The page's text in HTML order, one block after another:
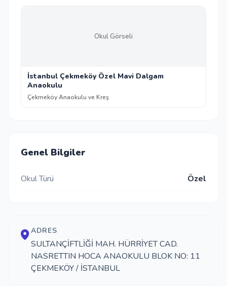
Okul Görseli
İstanbul Çekmeköy Özel Mavi Dalgam
Anaokulu
Çekmeköy Anaokulu ve Kreş
Genel Bilgiler
Okul Türü Özel
ADRES
SULTANÇİFTLİĞİ MAH. HÜRRİYET CAD.
NASRETTIN HOCA ANAOKULU BLOK NO: 11
ÇEKMEKÖY / İSTANBUL